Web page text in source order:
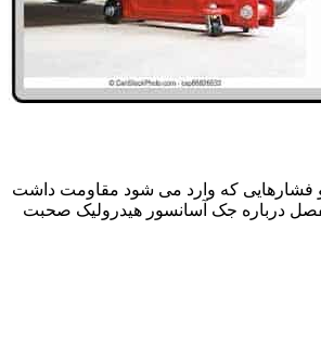
فشارهایی که وارد می شود مقاومت داشت
درباره جک آسانسور هیدرولیک صحبت